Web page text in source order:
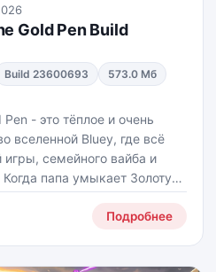
Gold Pen Build
Build 23600693
573.0 Мб
- это тёплое и очень
вселенной Bluey, где всё
игры, семейного вайба и
папа умыкает Золотую
может закончить свой
движ - героиня
Подробнее